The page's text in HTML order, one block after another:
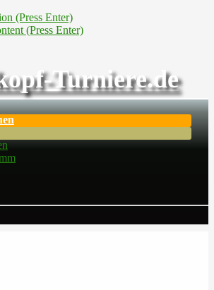
(Press Enter)
(Press Enter)
Turniere.de